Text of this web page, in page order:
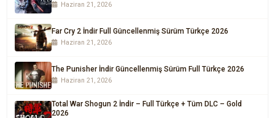
Haziran 21, 2026
Far Cry 2 İndir Full Güncellenmiş Sürüm Türkçe 2026
Haziran 21, 2026
The Punisher İndir Güncellenmiş Sürüm Full Türkçe 2026
Haziran 21, 2026
Total War Shogun 2 İndir – Full Türkçe + Tüm DLC – Gold
2026